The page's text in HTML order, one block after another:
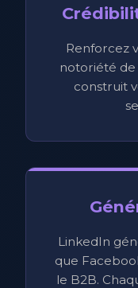
Renforcez
notoriété
construit
LinkedIn
que
le B2B.